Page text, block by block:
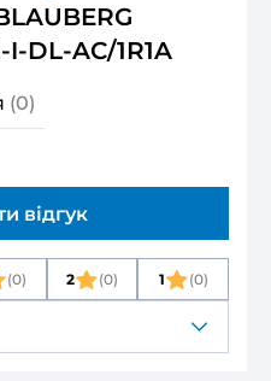
DL-AC/1R1A
(0)
відгук
(0) 2 (0) 1 (0)